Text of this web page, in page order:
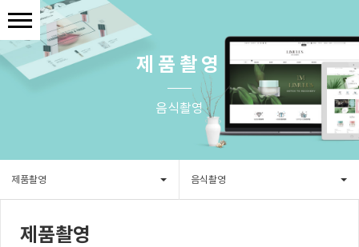
제품촬영
음식촬영
제품촬영 음식촬영
제품촬영